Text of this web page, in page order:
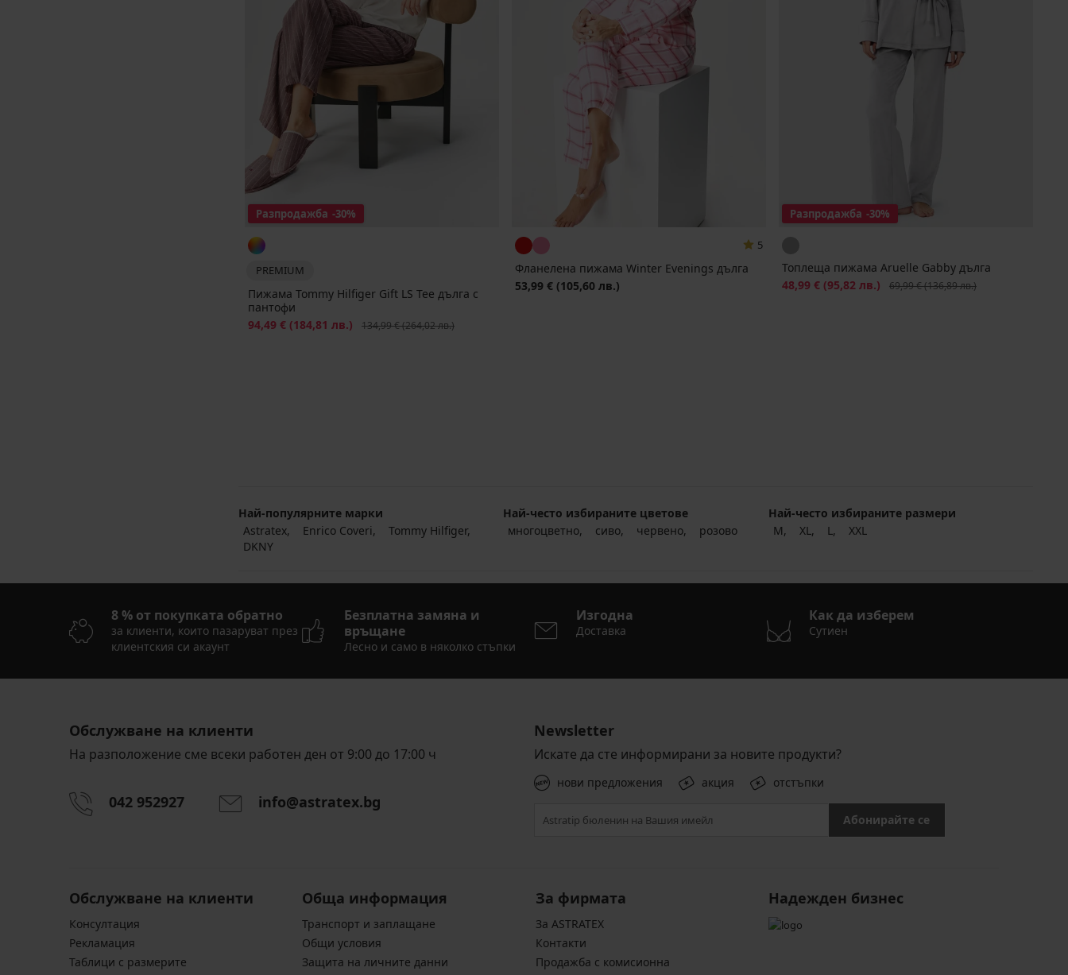
Разпродажба -30%
PREMIUM
Пижама Tommy Hilfiger Gift LS Tee дълга с
пантофи
Намаление
94,49 € (184,81 лв.) Първоначална цена
134,99 €(264,02 лв.)
5
Фланелена пижама Winter Evenings дълга
53,99 € (105,60 лв.)
Разпродажба -30%
Топлеща пижама Aruelle Gabby дълга
Намаление
48,99 € (95,82 лв.) Първоначална цена
69,99 €(136,89 лв.)
Най-популярните марки
Astratex
Enrico Coveri
Tommy Hilfiger
DKNY
Най-често избираните цветове
многоцветно
сиво червено розово
Най-често избираните размери
M
XL L XXL
8 % от покупката обратно
за клиенти, които пазаруват през
клиентския си акаунт
Безплатна замяна и
връщане
Лесно и само в няколко стъпки
Изгодна
Доставка
Как да изберем
Сутиен
Обслужване на клиенти
На разположение сме всеки работен ден от 9:00 до 17:00 ч
042 952927 info@astratex.bg
Newsletter
Искате да сте информирани за новите продукти?
нови предложения акция отстъпки
Абонирайте се
Обслужване на клиенти
Консултация
Pекламация
Таблици с размерите
Обща информация
Транспорт и заплащане
Общи условия
Защита на личните данни
За фирмата
За ASTRATEX
Контакти
Продажба с комисионна
Надежден бизнес